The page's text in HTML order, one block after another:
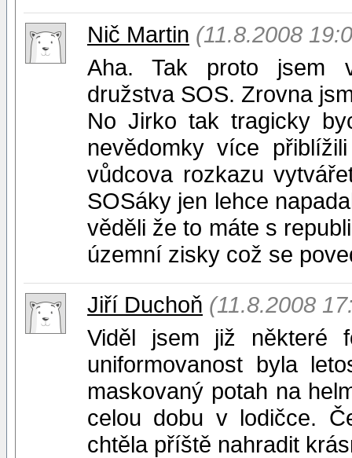
Nič Martin (11.8.2008
Aha. Tak proto jsem
družstva SOS. Zrovna
No Jirko tak tragicky
nevědomky více
vůdcova rozkazu
SOSáky jen lehce
věděli že to máte s
územní zisky což se
Jiří Duchoň (11.8.2008
Viděl jsem již některé
uniformovanost byla
maskovaný potah na
celou dobu v lodičce.
chtěla příště nahradit